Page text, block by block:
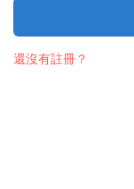
還沒有註冊？